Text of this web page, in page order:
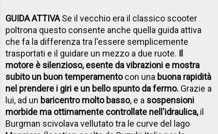
GUIDA ATTIVASe il vecchio era il classico scooter
poltrona questo consente anche quella guida attiva
che fa la differenza tra l'essere semplicemente
trasportati e il guidare un mezzo a due ruote. Il
motore è silenzioso, esente da vibrazioni e mostra
subito un buon temperamentocon una buona rapidità
nel prendere i giri e un bello spunto da fermo. Grazie a
lui, ad un baricentro molto basso, e a sospensioni
morbide ma ottimamente controllate nell'idraulica,il
Burgman scivolava vellutato tra le curve del lago